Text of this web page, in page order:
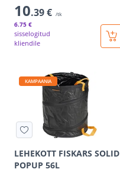
10.39 € /tk
6.75 €
sisselogitud
kliendile
KAMPAANIA
LEHEKOTT FISKARS SOLID
POPUP 56L